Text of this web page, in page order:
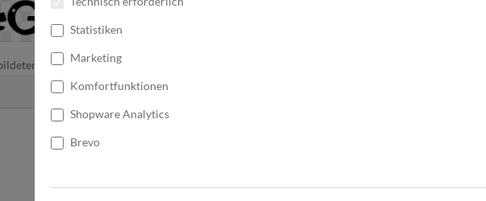
Zeichen ein*
Statistiken
Marketing
Komfortfunktionen
Shopware Analytics
Brevo